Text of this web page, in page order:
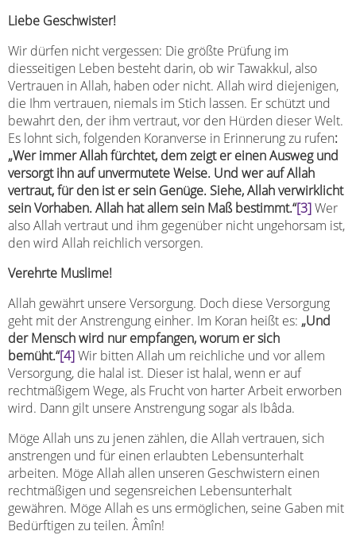
Liebe Geschwister!
Wir dürfen nicht vergessen: Die größte Prüfung im
diesseitigen Leben besteht darin, ob wir Tawakkul, also
Vertrauen in Allah, haben oder nicht. Allah wird diejenigen,
die Ihm vertrauen, niemals im Stich lassen. Er schützt und
bewahrt den, der ihm vertraut, vor den Hürden dieser Welt.
Es lohnt sich, folgenden Koranverse in Erinnerung zu rufen:
„Wer immer Allah fürchtet, dem zeigt er einen Ausweg und
versorgt ihn auf unvermutete Weise. Und wer auf Allah
vertraut, für den ist er sein Genüge. Siehe, Allah verwirklicht
sein Vorhaben. Allah hat allem sein Maß bestimmt.“[3]Wer
also Allah vertraut und ihm gegenüber nicht ungehorsam ist,
den wird Allah reichlich versorgen.
Verehrte Muslime!
Allah gewährt unsere Versorgung. Doch diese Versorgung
geht mit der Anstrengung einher. Im Koran heißt es: „Und
der Mensch wird nur empfangen, worum er sich
bemüht.“[4]Wir bitten Allah um reichliche und vor allem
Versorgung, die halal ist. Dieser ist halal, wenn er auf
rechtmäßigem Wege, als Frucht von harter Arbeit erworben
wird. Dann gilt unsere Anstrengung sogar als Ibâda.
Möge Allah uns zu jenen zählen, die Allah vertrauen, sich
anstrengen und für einen erlaubten Lebensunterhalt
arbeiten. Möge Allah allen unseren Geschwistern einen
rechtmäßigen und segensreichen Lebensunterhalt
gewähren. Möge Allah es uns ermöglichen, seine Gaben mit
Bedürftigen zu teilen. Âmîn!